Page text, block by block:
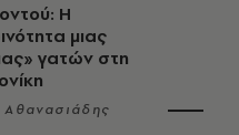
Η
μιας
γατών στη
Αθανασιάδης